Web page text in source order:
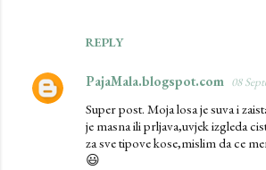
REPLY
PajaMala.blogspot.com 08
Super post. Moja losa je suva i
je masna ili prljava,uvjek izgleda
za sve tipove kose,mislim da ce
😃